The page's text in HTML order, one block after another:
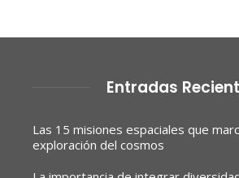
Entradas
Las 15 misiones espaciales que
exploración del cosmos